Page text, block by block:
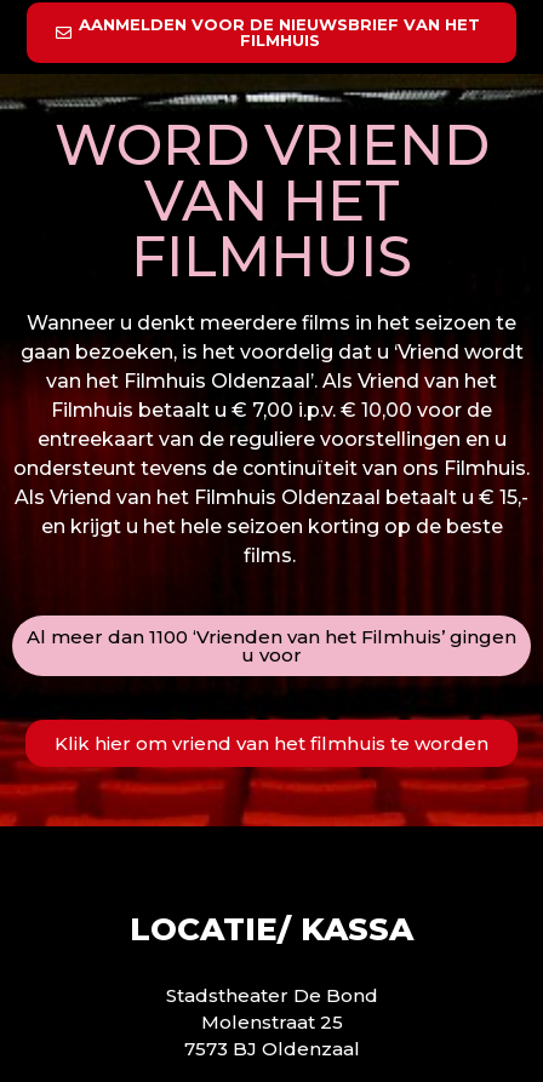
AANMELDEN VOOR DE NIEUWSBRIEF VAN HET
FILMHUIS
WORD VRIEND
VAN HET
FILMHUIS
Wanneer u denkt meerdere films in het seizoen te
gaan bezoeken, is het voordelig dat u ‘Vriend wordt
van het Filmhuis Oldenzaal’. Als Vriend van het
Filmhuis betaalt u € 7,00 i.p.v. € 10,00 voor de
entreekaart van de reguliere voorstellingen en u
ondersteunt tevens de continuïteit van ons Filmhuis.
Als Vriend van het Filmhuis Oldenzaal betaalt u € 15,-
en krijgt u het hele seizoen korting op de beste
films.
Al meer dan 1100 ‘Vrienden van het Filmhuis’ gingen
u voor
Klik hier om vriend van het filmhuis te worden
LOCATIE/ KASSA
Stadstheater De Bond
Molenstraat 25
7573 BJ Oldenzaal